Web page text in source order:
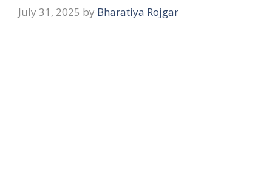
July 31, 2025 by Bharatiya Rojgar